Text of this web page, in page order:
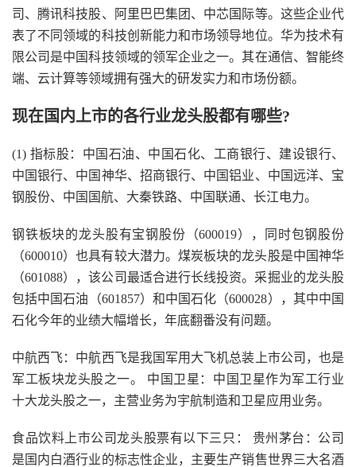
司、腾讯科技股、阿里巴巴集团、中芯国际等。这些企业代
表了不同领域的科技创新能力和市场领导地位。华为技术有
限公司是中国科技领域的领军企业之一。其在通信、智能终
端、云计算等领域拥有强大的研发实力和市场份额。
现在国内上市的各行业龙头股都有哪些?
(1) 指标股：中国石油、中国石化、工商银行、建设银行、
中国银行、中国神华、招商银行、中国铝业、中国远洋、宝
钢股份、中国国航、大秦铁路、中国联通、长江电力。
钢铁板块的龙头股有宝钢股份（600019），同时包钢股份
（600010）也具有较大潜力。煤炭板块的龙头股是中国神华
（601088），该公司最适合进行长线投资。采掘业的龙头股
包括中国石油（601857）和中国石化（600028），其中中国
石化今年的业绩大幅增长，年底翻番没有问题。
中航西飞：中航西飞是我国军用大飞机总装上市公司，也是
军工板块龙头股之一。 中国卫星：中国卫星作为军工行业
十大龙头股之一，主营业务为宇航制造和卫星应用业务。
食品饮料上市公司龙头股票有以下三只： 贵州茅台：公司
是国内白酒行业的标志性企业，主要生产销售世界三大名酒